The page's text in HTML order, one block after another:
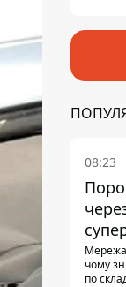
08:23
без
Мережа
чому
по